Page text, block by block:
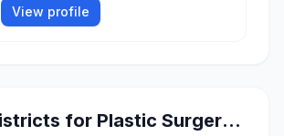
View profile
Nearby districts for Plastic Surgery in Istanbul